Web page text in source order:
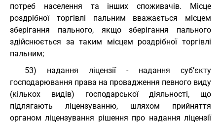
потреб населення та інших споживачів. Місце
роздрібної торгівлі пальним вважається місцем
зберігання пального, якщо зберігання пального
здійснюється за таким місцем роздрібної торгівлі
пальним;
53) надання ліцензії - надання суб’єкту
господарювання права на провадження певного виду
(кількох видів) господарської діяльності, що
підлягають ліцензуванню, шляхом прийняття
органом ліцензування рішення про надання ліцензії